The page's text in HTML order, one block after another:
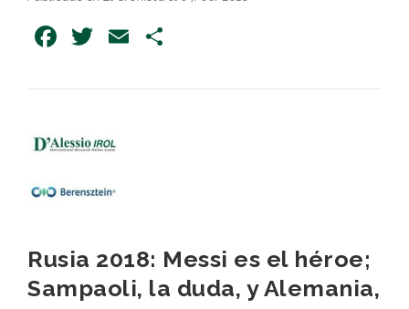
Facebook
Twitter
Email
Rusia 2018: Messi es el héroe;
Sampaoli, la duda, y Alemania,